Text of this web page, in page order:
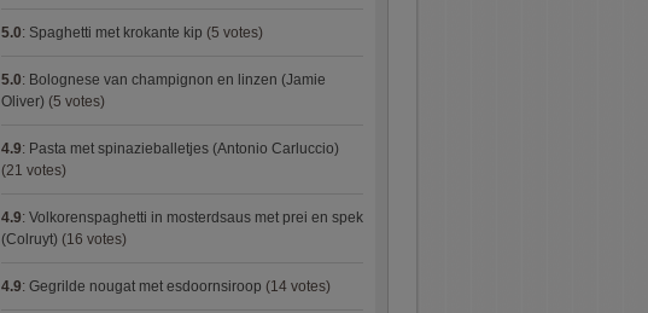
5.0: Spaghetti met krokante kip (5 votes)
5.0: Bolognese van champignon en linzen (Jamie
Oliver) (5 votes)
4.9: Pasta met spinazieballetjes (Antonio Carluccio)
(21 votes)
4.9: Volkorenspaghetti in mosterdsaus met prei en spek
(Colruyt) (16 votes)
4.9: Gegrilde nougat met esdoornsiroop (14 votes)